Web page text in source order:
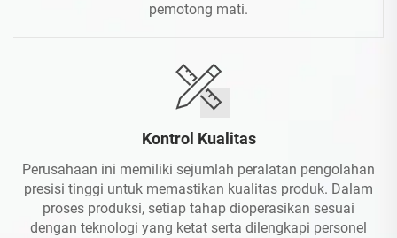
pemotong mati.
Kontrol Kualitas
Perusahaan ini memiliki sejumlah peralatan pengolahan
presisi tinggi untuk memastikan kualitas produk. Dalam
proses produksi, setiap tahap dioperasikan sesuai
dengan teknologi yang ketat serta dilengkapi personel